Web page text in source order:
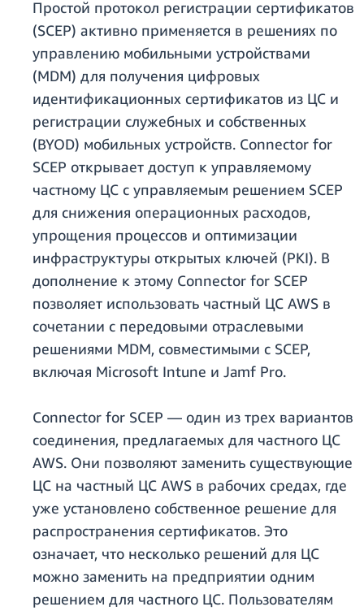
Простой протокол регистрации сертификатов
(SCEP) активно применяется в решениях по
управлению мобильными устройствами
(MDM) для получения цифровых
идентификационных сертификатов из ЦС и
регистрации служебных и собственных
(BYOD) мобильных устройств. Connector for
SCEP открывает доступ к управляемому
частному ЦС с управляемым решением SCEP
для снижения операционных расходов,
упрощения процессов и оптимизации
инфраструктуры открытых ключей (PKI). В
дополнение к этому Connector for SCEP
позволяет использовать частный ЦС AWS в
сочетании с передовыми отраслевыми
решениями MDM, совместимыми с SCEP,
включая Microsoft Intune и Jamf Pro.
Connector for SCEP — один из трех вариантов
соединения, предлагаемых для частного ЦС
AWS. Они позволяют заменить существующие
ЦС на частный ЦС AWS в рабочих средах, где
уже установлено собственное решение для
распространения сертификатов. Это
означает, что несколько решений для ЦС
можно заменить на предприятии одним
решением для частного ЦС. Пользователям